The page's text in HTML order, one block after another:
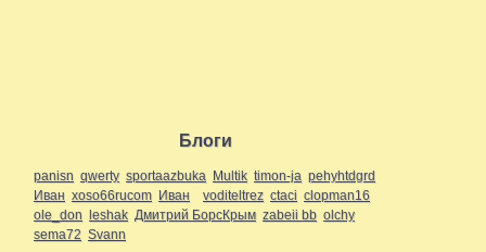
Блоги
panisn qwerty sportaazbuka Multik timon-ja pehyhtdgrd
Иван xoso66rucom Иван voditeltrez ctaci clopman16
ole_don leshak Дмитрий БорсКрым zabeii bb olchy
sema72 Svann